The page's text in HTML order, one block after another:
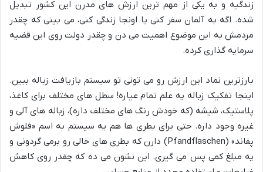
زندگیه و به یکی از مهم ترین ارزش های مدرن این کشور تبدیل
شده. اگه به آلمان سفر کنی یا اونجا زندگی کنی، می بینی که چقدر
مردمش به این موضوع اهمیت می دن و چقدر دولت روی این قضیه
سرمایه گذاری کرده.
بارزترین نماد این ارزش رو می تونی تو سیستم بازیافت زباله ببین.
اینجا تفکیک زباله یه علم تمام عیاره! سطل های مختلف برای کاغذ،
پلاستیک، شیشه (که خودش رنگ های مختلف داره)، زباله های آلی و
غیره وجود داره. حتی برای بطری ها هم یه سیستم به اسم «فلوش
پفاند» (Pfandflaschen) دارن که بطری های خالی رو برمی گردونی و
یه مبلغ کمی پس می گیری. این نشون می ده که چقدر روی کاهش